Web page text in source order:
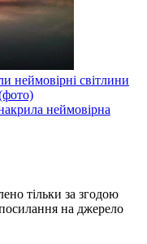
неймовірні світлини
неймовірна
тільки за згодою
на джерело